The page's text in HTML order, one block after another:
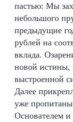
пастью: Мы
небольшого
предыдущие
рублей на
вклада.
новой истины,
выстроенной
Далее
уже
Основателем